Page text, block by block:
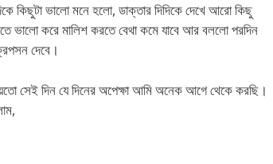
কিছুটা ভালো মনে হলো, ডাক্তার দিদিকে দেখে আরো কিছু
ভালো করে মালিশ করতে বেথা কমে যাবে আর বললো পরদিন
দেবে।
সেই দিন যে দিনের অপেক্ষা আমি অনেক আগে থেকে করছি।